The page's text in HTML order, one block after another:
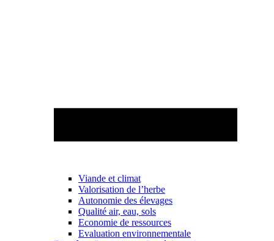
Viande et climat
Valorisation de l’herbe
Autonomie des élevages
Qualité air, eau, sols
Economie de ressources
Evaluation environnementale